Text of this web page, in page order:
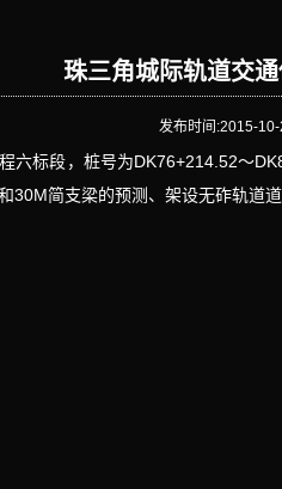
珠三角城际轨道交
发布时间:2015-10-
六标段，桩号为DK76+214.52～
30M简支梁的预测、架设无砟轨道